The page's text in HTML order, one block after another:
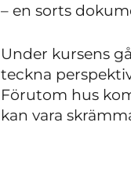
– en sorts
Under kursens
teckna
Förutom hus
kan vara